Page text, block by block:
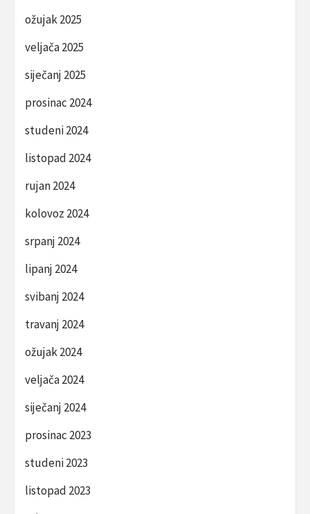
ožujak 2025
veljača 2025
siječanj 2025
prosinac 2024
studeni 2024
listopad 2024
rujan 2024
kolovoz 2024
srpanj 2024
lipanj 2024
svibanj 2024
travanj 2024
ožujak 2024
veljača 2024
siječanj 2024
prosinac 2023
studeni 2023
listopad 2023